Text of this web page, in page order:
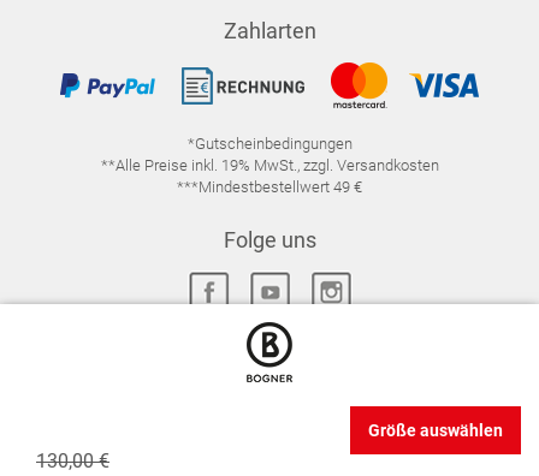
130,00 €
Größe auswählen
Zahlarten
*Gutscheinbedingungen
**Alle Preise inkl. 19% MwSt., zzgl. Versandkosten
***Mindestbestellwert 49 €
Folge uns
DATENSCHUTZ-EINSTELLUNGEN
WIDERRUFSRECHT